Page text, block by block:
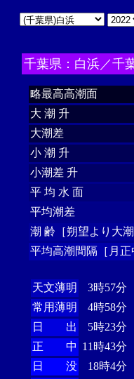
千葉県：白浜／千
略最高高潮面
大 潮 升
大潮差
小 潮 升
小潮差 升
平 均 水 面
平均潮差
潮 齢［朔望より大潮
平均高潮間隔［月正
天文薄明
3時57分
常用薄明
4時58分
日 出
5時23分
正 中 11時43分
日 没
18時4分